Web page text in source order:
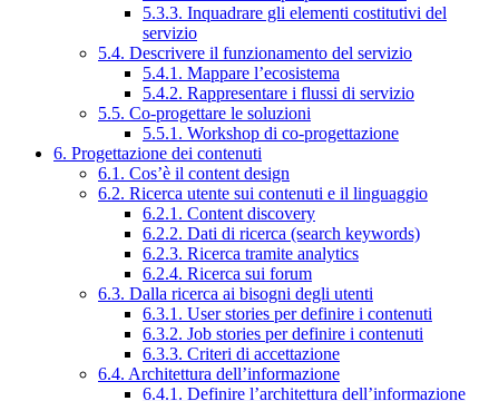
5.3.3. Inquadrare gli elementi costitutivi del
servizio
5.4. Descrivere il funzionamento del servizio
5.4.1. Mappare l’ecosistema
5.4.2. Rappresentare i flussi di servizio
5.5. Co-progettare le soluzioni
5.5.1. Workshop di co-progettazione
6. Progettazione dei contenuti
6.1. Cos’è il content design
6.2. Ricerca utente sui contenuti e il linguaggio
6.2.1. Content discovery
6.2.2. Dati di ricerca (search keywords)
6.2.3. Ricerca tramite analytics
6.2.4. Ricerca sui forum
6.3. Dalla ricerca ai bisogni degli utenti
6.3.1. User stories per definire i contenuti
6.3.2. Job stories per definire i contenuti
6.3.3. Criteri di accettazione
6.4. Architettura dell’informazione
6.4.1. Definire l’architettura dell’informazione